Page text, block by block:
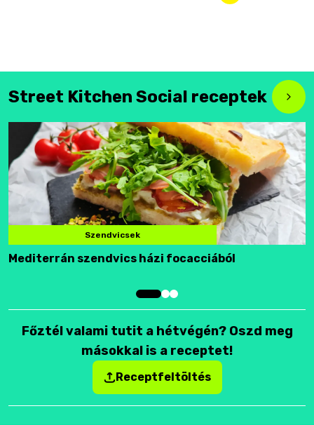
Street Kitchen Social receptek
Szendvicsek
Mediterrán szendvics házi focacciából
Főztél valami tutit a hétvégén? Oszd meg
másokkal is a receptet!
Receptfeltöltés